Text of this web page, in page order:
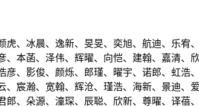
、冰晨、逸新、旻旻、奕旭、航迪、乐宥
本菡、泽伟、辉曜、向恺、建翰、嘉清、
、影俊、颜烁、郎瑾、曜宇、诺郎、虹浩
宸瀚、宽翰、辉沧、瑾浩、海新、景迪、
、朵源、潼琛、辰聪、欣新、尊曜、译蓓